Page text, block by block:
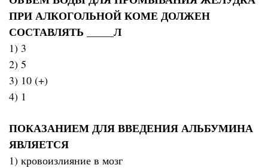
ПРИ АЛКОГОЛЬНОЙ КОМЕ ДОЛЖЕН
СОСТАВЛЯТЬ _____Л
1) 3
2) 5
3) 10 (+)
4) 1
ПОКАЗАНИЕМ ДЛЯ ВВЕДЕНИЯ АЛЬБУМИНА
ЯВЛЯЕТСЯ
1) кровоизлияние в мозг